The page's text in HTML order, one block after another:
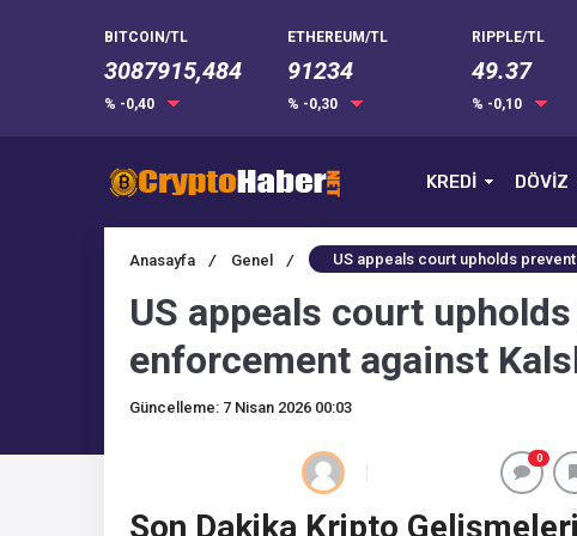
BITCOIN/TL
3087915,484
% -0,40
ETHEREUM/TL
91234
% -0,30
RIPPLE/TL
49.37
% -0,10
KREDİ DÖVİZ
Anasayfa / Genel / US appeals court upholds
US appeals court
enforcement against
Güncelleme: 7 Nisan 2026 00:03
0
Son Dakika Kripto Gelişmeleri